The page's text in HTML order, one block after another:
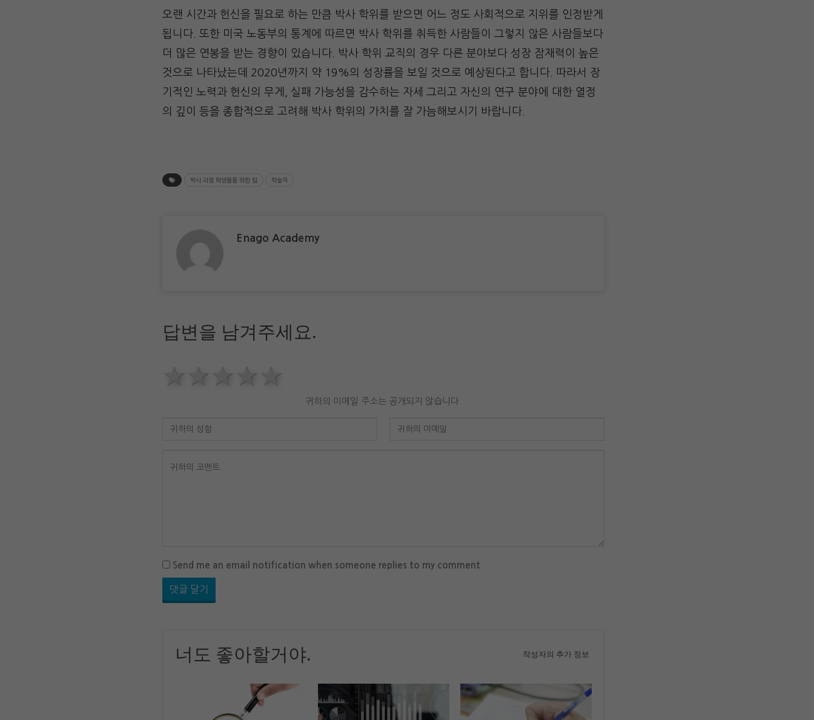
오랜 시간과 헌신을 필요로 하는 만큼 박사 학위를 받으면 어느 정도 사회적으로 지위를 인정받게
됩니다. 또한 미국 노동부의 통계에 따르면 박사 학위를 취득한 사람들이 그렇지 않은 사람들보다
더 많은 연봉을 받는 경향이 있습니다. 박사 학위 교직의 경우 다른 분야보다 성장 잠재력이 높은
것으로 나타났는데 2020년까지 약 19%의 성장률을 보일 것으로 예상된다고 합니다. 따라서 장
기적인 노력과 헌신의 무게, 실패 가능성을 감수하는 자세 그리고 자신의 연구 분야에 대한 열정
의 깊이 등을 종합적으로 고려해 박사 학위의 가치를 잘 가늠해보시기 바랍니다.
박사 과정 학생들을 위한 팁 학술직
Enago Academy
답변을 남겨주세요.
4 stars
3 stars
2 stars
1 star
귀하의 이메일 주소는 공개되지 않습니다.
Send me an email notification when someone replies to my comment
너도 좋아할거야. 작성자의 추가 정보